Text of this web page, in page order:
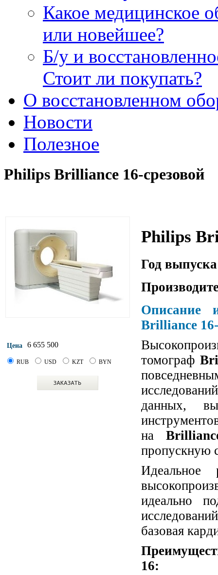
Какое медицинское
или новейшее?
Б/у и
Стоит ли покупать?
О восстановленном
Новости
Полезное
Philips Brilliance 16-срезовой
Цена 6 655 500
RUB USD KZT BYN
Philips
Год
Описание
Brilliance
томограф
данных,
на
пропускную
Идеальное
идеально
базовая
16: